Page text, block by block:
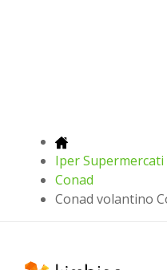
Iper Supermercati
Conad
Conad volantino